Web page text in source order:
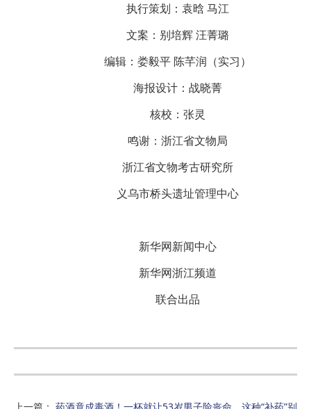
执行策划：袁晗 马江
文案：别培辉 汪菁璐
编辑：娄毅平 陈芊润（实习）
海报设计：战晓菁
核校：张灵
鸣谢：浙江省文物局
浙江省文物考古研究所
义乌市桥头遗址管理中心
新华网新闻中心
新华网浙江频道
联合出品